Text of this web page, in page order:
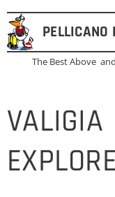
PELLICANO
The Best Above and
VALIGIA